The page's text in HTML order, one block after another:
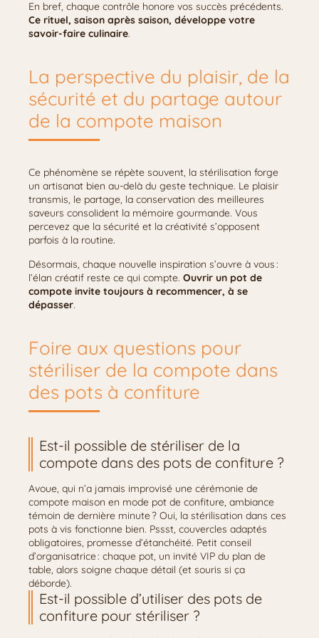
En bref, chaque contrôle honore vos succès précédents.
Ce rituel, saison après saison, développe votre
savoir-faire culinaire.
La perspective du plaisir, de la
sécurité et du partage autour
de la compote maison
Ce phénomène se répète souvent, la stérilisation forge
un artisanat bien au-delà du geste technique. Le plaisir
transmis, le partage, la conservation des meilleures
saveurs consolident la mémoire gourmande. Vous
percevez que la sécurité et la créativité s’opposent
parfois à la routine.
Désormais, chaque nouvelle inspiration s’ouvre à vous :
l’élan créatif reste ce qui compte. Ouvrir un pot de
compote invite toujours à recommencer, à se
dépasser.
Foire aux questions pour
stériliser de la compote dans
des pots à confiture
Est-il possible de stériliser de la
compote dans des pots de confiture ?
Avoue, qui n’a jamais improvisé une cérémonie de
compote maison en mode pot de confiture, ambiance
témoin de dernière minute ? Oui, la stérilisation dans ces
pots à vis fonctionne bien. Pssst, couvercles adaptés
obligatoires, promesse d’étanchéité. Petit conseil
d’organisatrice : chaque pot, un invité VIP du plan de
table, alors soigne chaque détail (et souris si ça
déborde).
Est-il possible d’utiliser des pots de
confiture pour stériliser ?